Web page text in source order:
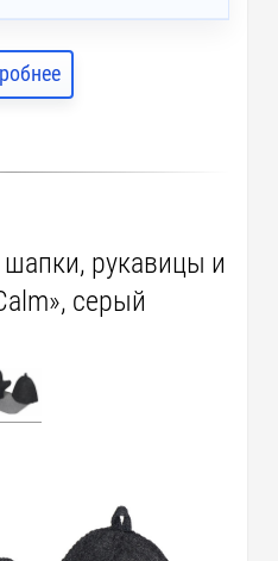
рукавицы и
серый